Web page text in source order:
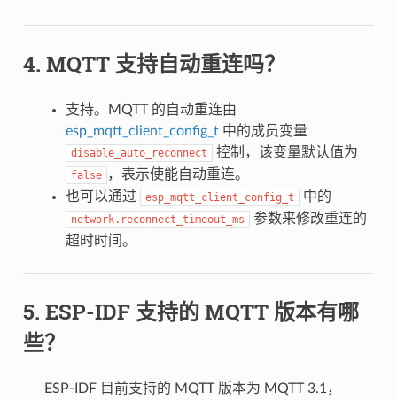
MQTT 支持自动重连吗？
支持。MQTT 的自动重连由
esp_mqtt_client_config_t中的成员变量
disable_auto_reconnect 控制，该变量默认值为
false ，表示使能自动重连。
也可以通过
esp_mqtt_client_config_t 中的
network.reconnect_timeout_ms
参数来修改重连的
超时时间。
ESP-IDF 支持的 MQTT 版本有哪
些？
ESP-IDF 目前支持的 MQTT 版本为 MQTT 3.1，